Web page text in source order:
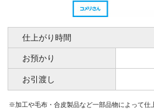
仕上がり時間
お預かり
お引渡し
※加工や毛布・合皮製品など一部品物によって仕